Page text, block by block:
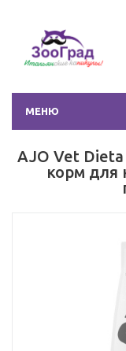
МЕНЮ
AJO Vet
корм для